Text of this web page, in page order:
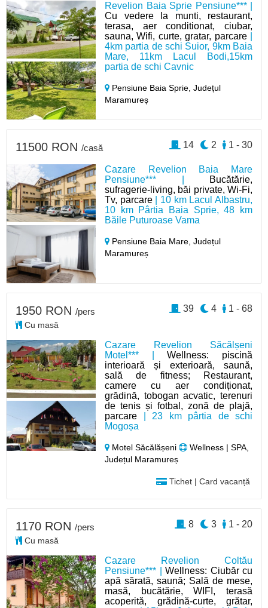
Revelion Baia Sprie Pensiune*** |
Cu vedere la munti, restaurant,
terasa, aer conditionat, ciubar,
sauna, Wifi, curte, gratar, parcare|
4km partia de schi Suior, 9km Baia
Mare, 11km Lacul Bodi,15km
partia de schi Cavnic
Pensiune Baia Sprie,Județul
Maramureș
Cazare Revelion Baia Mare
Pensiune*** |
Bucătărie,
sufragerie-living, băi private, Wi-Fi,
Tv, parcare| 10 km Lacul Albastru,
10 km Pârtia Baia Sprie, 48 km
Băile Puturoase Vama
Pensiune Baia Mare,Județul
Maramureș
11500 RON /casă 1 - 30
2
14
Cazare Revelion Săcălșeni
Motel*** |Wellness: piscină
interioară și exterioară, saună,
sală de fitness; Restaurant,
camere cu aer condiționat,
grădină, tobogan acvatic, terenuri
de tenis și fotbal, zonă de plajă,
parcare | 23 km pârtia de schi
Mogoșa
Motel Săcălășeni
Wellness | SPA,
Județul Maramureș
Tichet | Card vacanță
1950 RON /pers
Cu masă
1 - 68
4
39
Cazare Revelion Coltău
Pensiune*** |Wellness: Ciubăr cu
apă sărată, saună; Sală de mese,
masă, bucătărie, WIFI, terasă
acoperită, grădină-curte, grătar,
1170 RON /pers
Cu masă
1 - 20
3
8